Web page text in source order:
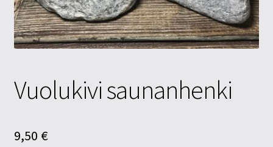
Tietosuojaseloste
Tuotteet
Vuolukivi saunanhenki
9,50 €